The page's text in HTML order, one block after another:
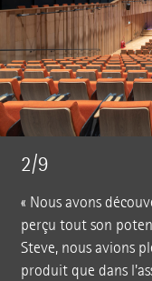
2/9
« Nous avons
perçu tout son
Steve, nous avions
produit que dans